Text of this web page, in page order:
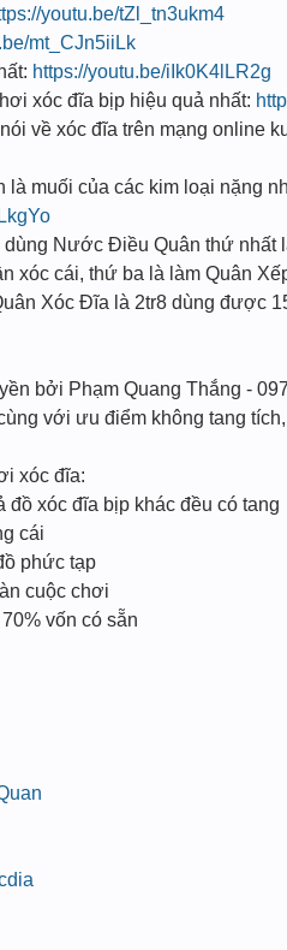
youtu.be/tZl_tn3ukm4
mt_CJn5iiLk
https://youtu.be/iIk0K4lLR2g
xóc đĩa bịp hiệu quả nhất:
về xóc đĩa trên mạng online
muối của các kim loại nặng
Nước Điều Quân thứ nhất
xóc cái, thứ ba là làm Quân
Xóc Đĩa là 2tr8 dùng được
bởi Phạm Quang Thắng -
với ưu điểm không tang
xóc đĩa:
xóc đĩa bịp khác đều có tang
cái
phức tạp
cuộc chơi
vốn có sẵn